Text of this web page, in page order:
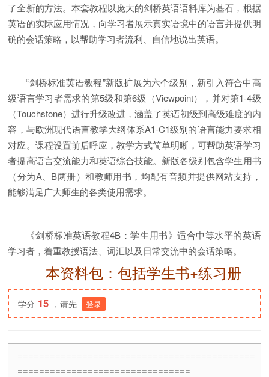
了全新的方法。本套教程以庞大的剑桥英语语料库为基石，根据
英语的实际应用情况，向学习者展示真实语境中的语言并提供明
确的会话策略，以帮助学习者流利、自信地说出英语。
“剑桥标准英语教程”新版扩展为六个级别，新引入符合中高
级语言学习者需求的第5级和第6级（Viewpoint），并对第1-4级
（Touchstone）进行升级改进，涵盖了英语初级到高级难度的内
容，与欧洲现代语言教学大纲体系A1-C1级别的语言能力要求相
对应。课程设置前后呼应，教学方式简单明晰，可帮助英语学习
者提高语言交流能力和英语综合技能。新版各级别包含学生用书
（分为A、B两册）和教师用书，均配有音频并提供网站支持，
能够满足广大师生的各类使用需求。
《剑桥标准英语教程4B：学生用书》适合中等水平的英语
学习者，着重教授语法、词汇以及日常交流中的会话策略。
本资料包：包括学生书+练习册
学分 15 ，请先 登录
============================================
================================